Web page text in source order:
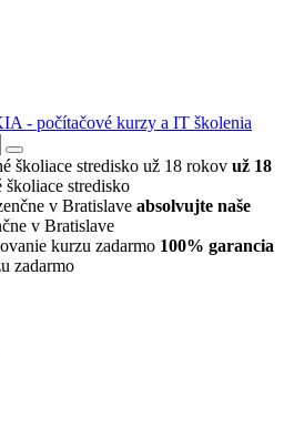
už 18
stredisko
absolvujte naše
v Bratislave
100% garancia
zadarmo